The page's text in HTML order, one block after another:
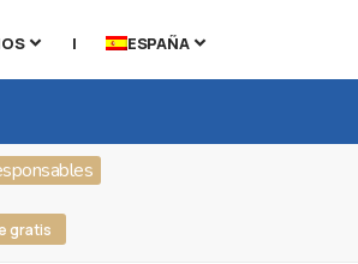
| ESPAÑA
gratis